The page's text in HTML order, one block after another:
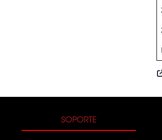
SOPORTE